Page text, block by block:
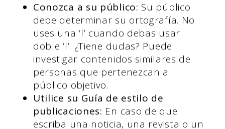
Conozca a su público: Su público
debe determinar su ortografía. No
uses una ‘l’ cuando debas usar
doble ‘l’. ¿Tiene dudas? Puede
investigar contenidos similares de
personas que pertenezcan al
público objetivo.
Utilice su Guía de estilo de
publicaciones: En caso de que
escriba una noticia, una revista o un